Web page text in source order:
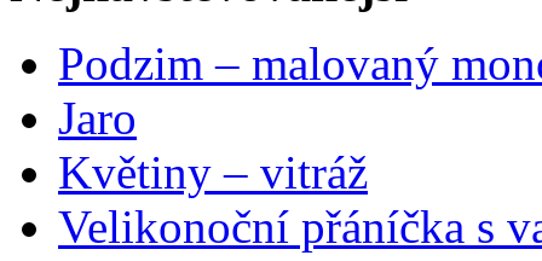
Podzim – malovaný
Jaro
Květiny – vitráž
Velikonoční přáníčka s